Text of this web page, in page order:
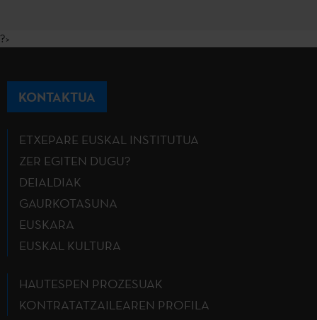
?>
KONTAKTUA
ETXEPARE EUSKAL INSTITUTUA
ZER EGITEN DUGU?
DEIALDIAK
GAURKOTASUNA
EUSKARA
EUSKAL KULTURA
HAUTESPEN PROZESUAK
KONTRATATZAILEAREN PROFILA